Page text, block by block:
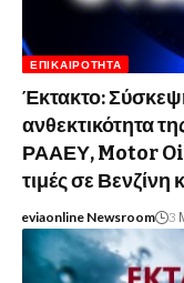
ΕΠΙΚΑΙΡΌΤΗΤΑ
Έκτακτο:
ανθεκτικότητα
ΡΑΑΕΥ, Motor Oil
τιμές σε Βενζίνη
eviaonline Newsroom 3